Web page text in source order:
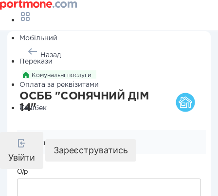
Мобільний
Перекази
Оплата за реквізитами
Кешбек
Увійти
Зареєструватись
Назад
Комунальні послуги
ОСББ "СОНЯЧНИЙ ДІМ
14"
Реквізити компанії
О/р